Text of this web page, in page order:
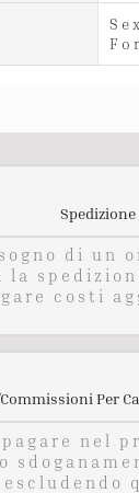
Spedizione
di un
la
costi
Per
nel
escludendo